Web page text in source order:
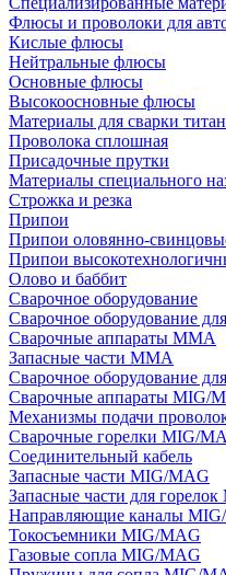
Флюсы и проволоки для
Кислые флюсы
Нейтральные флюсы
Основные флюсы
Высокоосновные флюсы
Материалы для сварки
Проволока сплошная
Присадочные прутки
Материалы специального
Строжка и резка
Припои
Припои оловянно-
Припои
Олово и баббит
Сварочное оборудование
Сварочное оборудование
Сварочные аппараты MMA
Запасные части MMA
Сварочное оборудование
Сварочные аппараты MIG/
Механизмы подачи
Сварочные горелки MIG/
Соединительный кабель
Запасные части MIG/MAG
Запасные части для
Направляющие каналы
Токосъемники MIG/MAG
Газовые сопла MIG/MAG